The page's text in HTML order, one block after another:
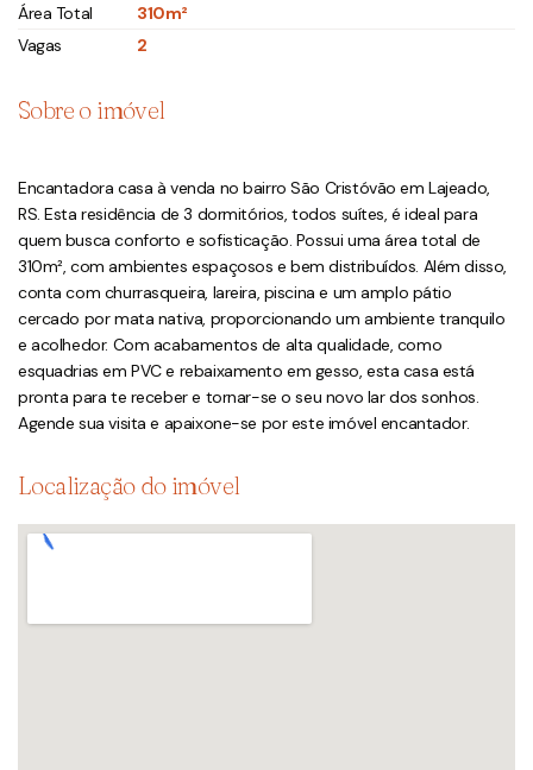
Área Total
310m²
Vagas
2
Sobre o imóvel
Encantadora casa à venda no bairro São Cristóvão em Lajeado,
RS. Esta residência de 3 dormitórios, todos suítes, é ideal para
quem busca conforto e sofisticação. Possui uma área total de
310m², com ambientes espaçosos e bem distribuídos. Além disso,
conta com churrasqueira, lareira, piscina e um amplo pátio
cercado por mata nativa, proporcionando um ambiente tranquilo
e acolhedor. Com acabamentos de alta qualidade, como
esquadrias em PVC e rebaixamento em gesso, esta casa está
pronta para te receber e tornar-se o seu novo lar dos sonhos.
Agende sua visita e apaixone-se por este imóvel encantador.
Localização do imóvel